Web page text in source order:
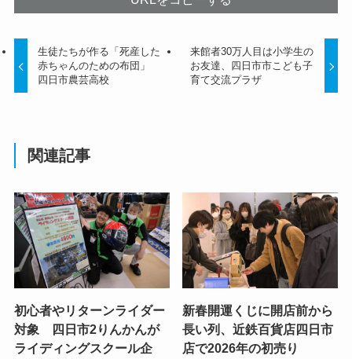
生徒たちが作る「死産した
赤ちゃんのための布団」
四日市農芸高校
来館者30万人目は小学生の
お友達、四日市市こども子
育て交流プラザ
関連記事
初心者やリターンライダー
対象 四日市2りんかんが
ライディングスクール企
新春開運くじに開店前から
長い列、近鉄百貨店四日市
店で2026年の初売り